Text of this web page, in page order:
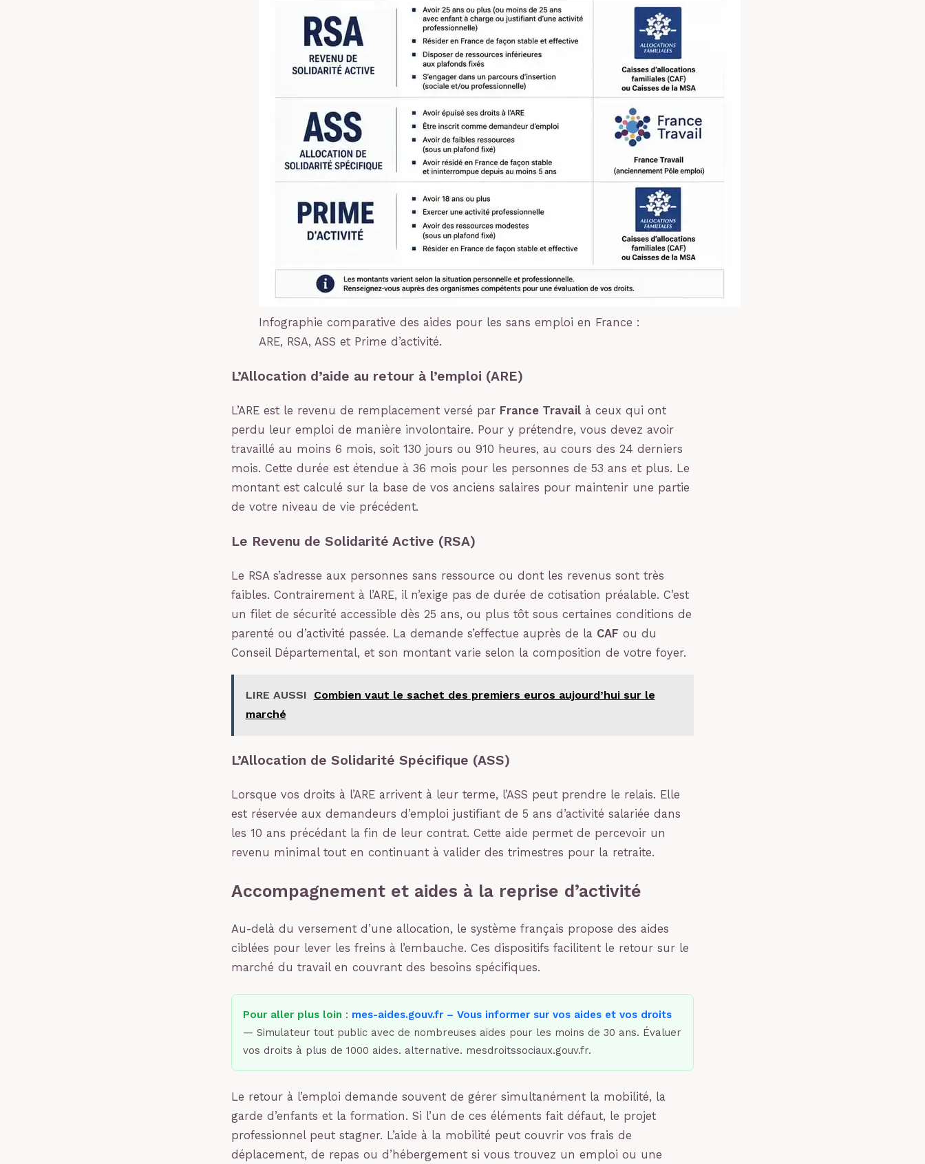
Infographie comparative des aides pour les sans emploi en France :
ARE, RSA, ASS et Prime d’activité.
L’Allocation d’aide au retour à l’emploi (ARE)
L’ARE est le revenu de remplacement versé par France Travail à ceux qui ont
perdu leur emploi de manière involontaire. Pour y prétendre, vous devez avoir
travaillé au moins 6 mois, soit 130 jours ou 910 heures, au cours des 24 derniers
mois. Cette durée est étendue à 36 mois pour les personnes de 53 ans et plus. Le
montant est calculé sur la base de vos anciens salaires pour maintenir une partie
de votre niveau de vie précédent.
Le Revenu de Solidarité Active (RSA)
Le RSA s’adresse aux personnes sans ressource ou dont les revenus sont très
faibles. Contrairement à l’ARE, il n’exige pas de durée de cotisation préalable. C’est
un filet de sécurité accessible dès 25 ans, ou plus tôt sous certaines conditions de
parenté ou d’activité passée. La demande s’effectue auprès de la CAF ou du
Conseil Départemental, et son montant varie selon la composition de votre foyer.
LIRE AUSSI
Combien vaut le sachet des premiers euros aujourd’hui sur le
marché
L’Allocation de Solidarité Spécifique (ASS)
Lorsque vos droits à l’ARE arrivent à leur terme, l’ASS peut prendre le relais. Elle
est réservée aux demandeurs d’emploi justifiant de 5 ans d’activité salariée dans
les 10 ans précédant la fin de leur contrat. Cette aide permet de percevoir un
revenu minimal tout en continuant à valider des trimestres pour la retraite.
Accompagnement et aides à la reprise d’activité
Au-delà du versement d’une allocation, le système français propose des aides
ciblées pour lever les freins à l’embauche. Ces dispositifs facilitent le retour sur le
marché du travail en couvrant des besoins spécifiques.
Pour aller plus loin : mes-aides.gouv.fr – Vous informer sur vos aides et vos droits
— Simulateur tout public avec de nombreuses aides pour les moins de 30 ans. Évaluer
vos droits à plus de 1000 aides. alternative. mesdroitssociaux.gouv.fr.
Le retour à l’emploi demande souvent de gérer simultanément la mobilité, la
garde d’enfants et la formation. Si l’un de ces éléments fait défaut, le projet
professionnel peut stagner. L’aide à la mobilité peut couvrir vos frais de
déplacement, de repas ou d’hébergement si vous trouvez un emploi ou une